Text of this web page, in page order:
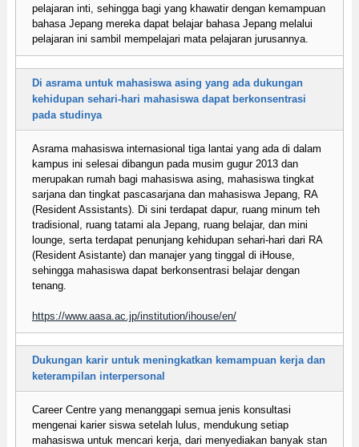
pelajaran inti, sehingga bagi yang khawatir dengan kemampuan
bahasa Jepang mereka dapat belajar bahasa Jepang melalui
pelajaran ini sambil mempelajari mata pelajaran jurusannya.
Di asrama untuk mahasiswa asing yang ada dukungan
kehidupan sehari-hari mahasiswa dapat berkonsentrasi
pada studinya
Asrama mahasiswa internasional tiga lantai yang ada di dalam
kampus ini selesai dibangun pada musim gugur 2013 dan
merupakan rumah bagi mahasiswa asing, mahasiswa tingkat
sarjana dan tingkat pascasarjana dan mahasiswa Jepang, RA
(Resident Assistants). Di sini terdapat dapur, ruang minum teh
tradisional, ruang tatami ala Jepang, ruang belajar, dan mini
lounge, serta terdapat penunjang kehidupan sehari-hari dari RA
(Resident Asistante) dan manajer yang tinggal di iHouse,
sehingga mahasiswa dapat berkonsentrasi belajar dengan
tenang.
https://www.aasa.ac.jp/institution/ihouse/en/
Dukungan karir untuk meningkatkan kemampuan kerja dan
keterampilan interpersonal
Career Centre yang menanggapi semua jenis konsultasi
mengenai karier siswa setelah lulus, mendukung setiap
mahasiswa untuk mencari kerja, dari menyediakan banyak stan